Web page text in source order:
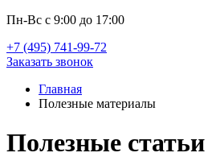
Пн-Вс с 9:00 до 17:00
+7 (495) 741-99-72
Заказать звонок
Главная
Полезные материалы
Полезные статьи